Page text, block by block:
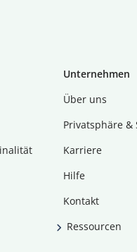
Unternehmen
Über uns
Privatsphäre &
Karriere
Hilfe
Kontakt
Ressourcen